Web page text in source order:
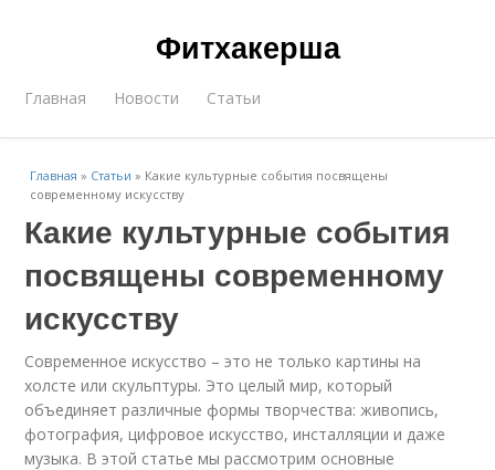
Фитхакерша
Главная Новости Статьи
Главная » Статьи » Какие культурные события посвящены
современному искусству
Какие культурные события
посвящены современному
искусству
Современное искусство – это не только картины на
холсте или скульптуры. Это целый мир, который
объединяет различные формы творчества: живопись,
фотография, цифровое искусство, инсталляции и даже
музыка. В этой статье мы рассмотрим основные